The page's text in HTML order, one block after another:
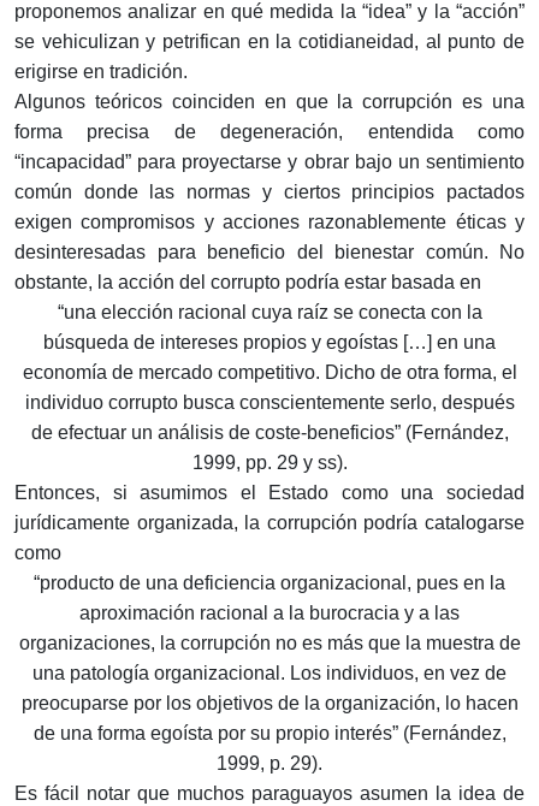
proponemos analizar en qué medida la “idea” y la “acción”
se vehiculizan y petrifican en la cotidianeidad, al punto de
erigirse en tradición.
Algunos teóricos coinciden en que la corrupción es una
forma precisa de degeneración, entendida como
“incapacidad” para proyectarse y obrar bajo un sentimiento
común donde las normas y ciertos principios pactados
exigen compromisos y acciones razonablemente éticas y
desinteresadas para beneficio del bienestar común. No
obstante, la acción del corrupto podría estar basada en
“una elección racional cuya raíz se conecta con la
búsqueda de intereses propios y egoístas […] en una
economía de mercado competitivo. Dicho de otra forma, el
individuo corrupto busca conscientemente serlo, después
de efectuar un análisis de coste-beneficios” (Fernández,
1999, pp. 29 y ss).
Entonces, si asumimos el Estado como una sociedad
jurídicamente organizada, la corrupción podría catalogarse
como
“producto de una deficiencia organizacional, pues en la
aproximación racional a la burocracia y a las
organizaciones, la corrupción no es más que la muestra de
una patología organizacional. Los individuos, en vez de
preocuparse por los objetivos de la organización, lo hacen
de una forma egoísta por su propio interés” (Fernández,
1999, p. 29).
Es fácil notar que muchos paraguayos asumen la idea de